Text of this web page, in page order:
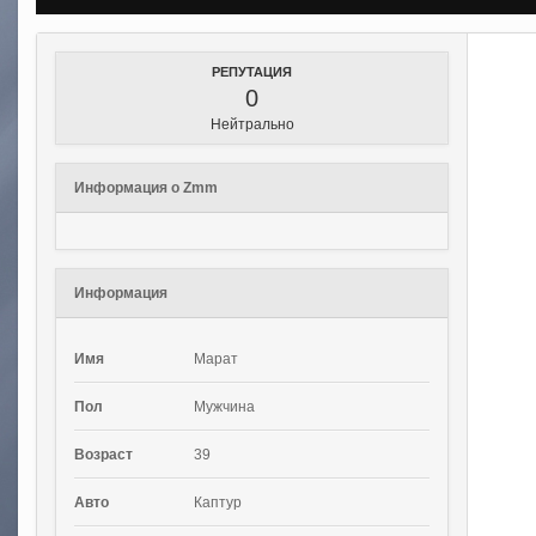
РЕПУТАЦИЯ
0
Нейтрально
Информация о Zmm
Информация
Имя Марат
Пол Мужчина
Возраст 39
Авто Каптур